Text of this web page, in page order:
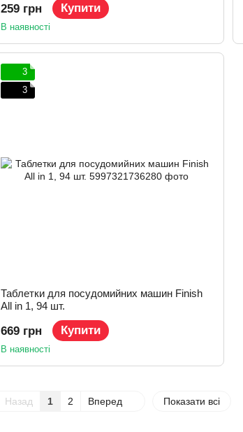
259 грн Купити
В наявності
3
3
Таблетки для посудомийних машин Finish
All in 1, 94 шт.
669 грн Купити
В наявності
Назад 1 2 Вперед Показати всі